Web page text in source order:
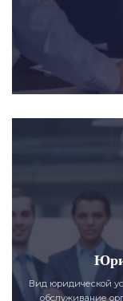
Вид юридической
обслуживание